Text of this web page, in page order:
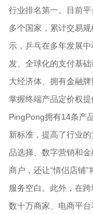
行业排名第一。目前
多个国家，累计交易
示，乒乓在多年发展
发、全球化的支付基
大经济体、拥有金融
掌握终端产品定价权
PingPong拥有14条产
新标准，提高了行业
品选择、数字营销和
商户，还让“情侣店铺
服务空白。此外，在
数十万商家、电商平